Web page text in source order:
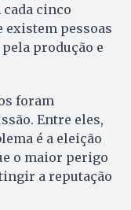
cinco
existem pessoas
produção e
foram
Entre eles,
é a eleição
o maior perigo
a reputação